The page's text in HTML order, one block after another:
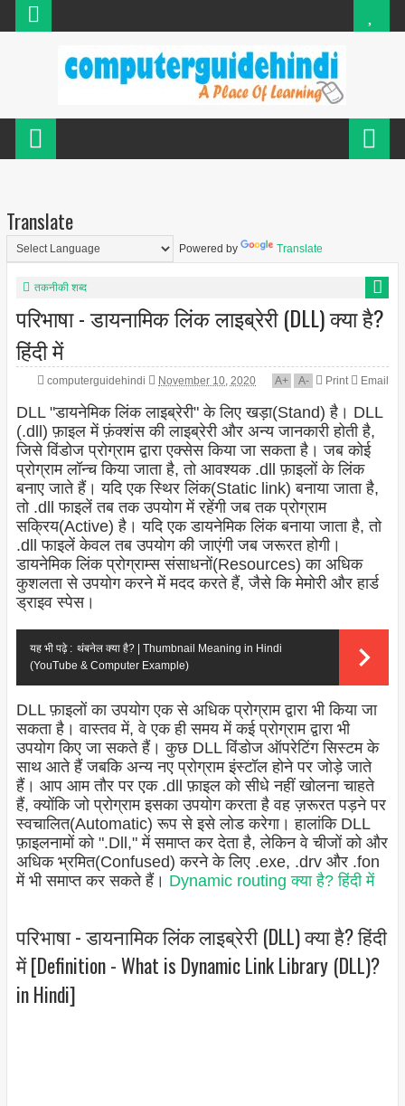
Translate
Powered by Translate
तकनीकी शब्द
परिभाषा - डायनामिक लिंक लाइब्रेरी (DLL) क्या है?
हिंदी में
computerguidehindi November 10, 2020 A+ A- Print Email
DLL "डायनेमिक लिंक लाइब्रेरी" के लिए खड़ा(Stand) है। DLL
(.dll) फ़ाइल में फ़ंक्शंस की लाइब्रेरी और अन्य जानकारी होती है,
जिसे विंडोज प्रोग्राम द्वारा एक्सेस किया जा सकता है। जब कोई
प्रोग्राम लॉन्च किया जाता है, तो आवश्यक .dll फ़ाइलों के लिंक
बनाए जाते हैं। यदि एक स्थिर लिंक(Static link) बनाया जाता है,
तो .dll फाइलें तब तक उपयोग में रहेंगी जब तक प्रोग्राम
सक्रिय(Active) है। यदि एक डायनेमिक लिंक बनाया जाता है, तो
.dll फाइलें केवल तब उपयोग की जाएंगी जब जरूरत होगी।
डायनेमिक लिंक प्रोग्राम्स संसाधनों(Resources) का अधिक
कुशलता से उपयोग करने में मदद करते हैं, जैसे कि मेमोरी और हार्ड
ड्राइव स्पेस।
यह भी पढ़े : थंबनेल क्या है? | Thumbnail Meaning in Hindi
(YouTube & Computer Example)
DLL फ़ाइलों का उपयोग एक से अधिक प्रोग्राम द्वारा भी किया जा
सकता है। वास्तव में, वे एक ही समय में कई प्रोग्राम द्वारा भी
उपयोग किए जा सकते हैं। कुछ DLL विंडोज ऑपरेटिंग सिस्टम के
साथ आते हैं जबकि अन्य नए प्रोग्राम इंस्टॉल होने पर जोड़े जाते
हैं। आप आम तौर पर एक .dll फ़ाइल को सीधे नहीं खोलना चाहते
हैं, क्योंकि जो प्रोग्राम इसका उपयोग करता है वह ज़रूरत पड़ने पर
स्वचालित(Automatic) रूप से इसे लोड करेगा। हालांकि DLL
फ़ाइलनामों को ".Dll," में समाप्त कर देता है, लेकिन वे चीजों को और
अधिक भ्रमित(Confused) करने के लिए .exe, .drv और .fon
में भी समाप्त कर सकते हैं। Dynamic routing क्या है? हिंदी में
परिभाषा - डायनामिक लिंक लाइब्रेरी (DLL) क्या है? हिंदी
में [Definition - What is Dynamic Link Library (DLL)?
in Hindi]